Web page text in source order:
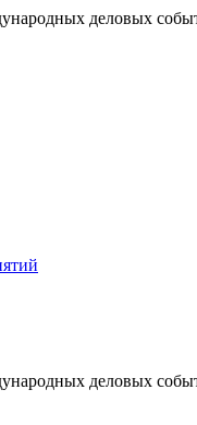
деловых
деловых